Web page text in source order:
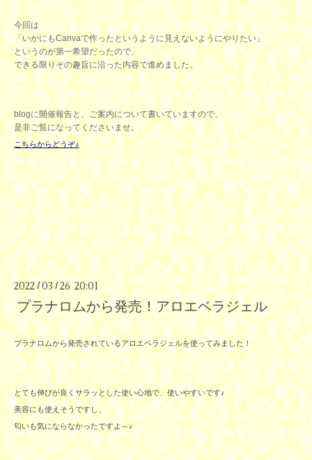
今回は
「いかにもCanvaで作ったというように見えないようにやりたい」
というのが第一希望だったので、
できる限りその趣旨に沿った内容で進めました。
blogに開催報告と、ご案内について書いていますので、
是非ご覧になってくださいませ。
こちらからどうぞ♪
2022/03 /26 20:01
プラナロムから発売！アロエベラジェル
プラナロムから発売されているアロエベラジェルを使ってみました！
とても伸びが良くサラッとした使い心地で、使いやすいです♪
美容にも使えそうですし、
匂いも気にならなかったですよ～♪